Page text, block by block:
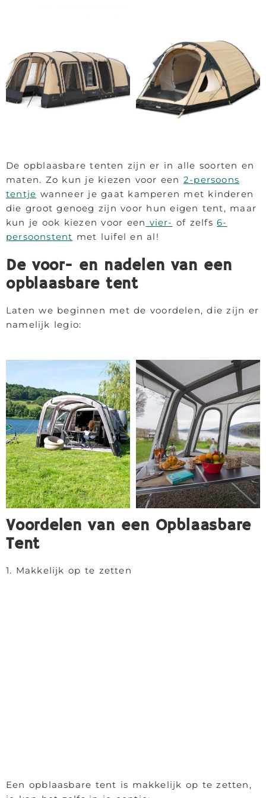
De opblaasbare tenten zijn er in alle soorten en
maten. Zo kun je kiezen voor een 2-persoons
tentje wanneer je gaat kamperen met kinderen
die groot genoeg zijn voor hun eigen tent, maar
kun je ook kiezen voor een vier- of zelfs6-
persoonstent met luifel en al!
De voor- en nadelen van een
opblaasbare tent
Laten we beginnen met de voordelen, die zijn er
namelijk legio:
Voordelen van een Opblaasbare
Tent
1. Makkelijk op te zetten
Een opblaasbare tent is makkelijk op te zetten,